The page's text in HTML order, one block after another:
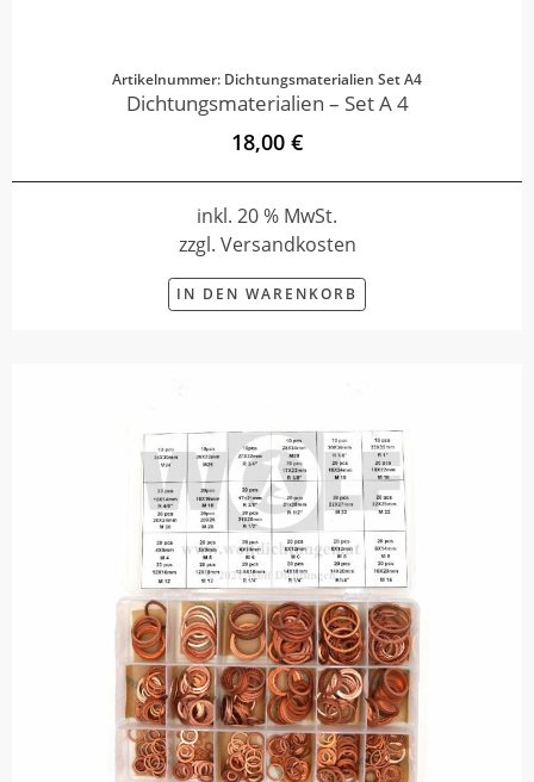
Artikelnummer: Dichtungsmaterialien Set A4
Dichtungsmaterialien – Set A 4
18,00 €
inkl. 20 % MwSt.
zzgl. Versandkosten
IN DEN WARENKORB